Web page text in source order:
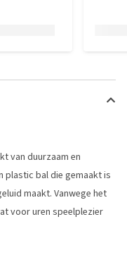
van duurzaam en
plastic bal die gemaakt is
maakt. Vanwege het
voor uren speelplezier